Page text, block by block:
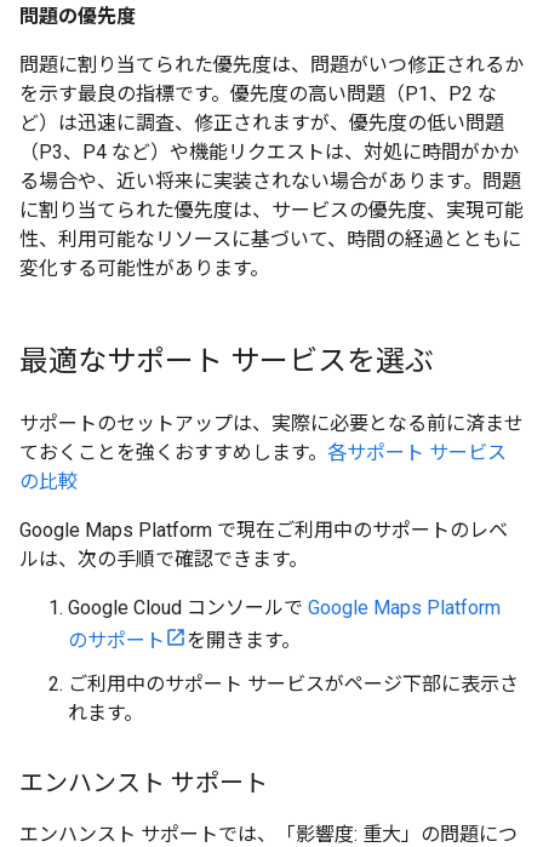
問題の優先度
問題に割り当てられた優先度は、問題がいつ修正されるか
を示す最良の指標です。優先度の高い問題（P1、P2 な
ど）は迅速に調査、修正されますが、優先度の低い問題
（P3、P4 など）や機能リクエストは、対処に時間がかか
る場合や、近い将来に実装されない場合があります。問題
に割り当てられた優先度は、サービスの優先度、実現可能
性、利用可能なリソースに基づいて、時間の経過とともに
変化する可能性があります。
最適なサポート サービスを選ぶ
サポートのセットアップは、実際に必要となる前に済ませ
ておくことを強くおすすめします。 各サポート サービス
の比較
Google Maps Platform で現在ご利用中のサポートのレベ
ルは、次の手順で確認できます。
Google Cloud コンソールで Google Maps Platform
のサポート
を開きます。
ご利用中のサポート サービスがページ下部に表示さ
れます。
エンハンスト サポート
エンハンスト サポートでは、「影響度: 重大」の問題につ